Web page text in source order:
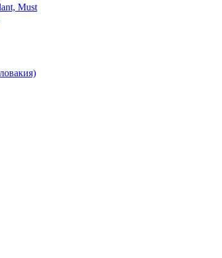
Must